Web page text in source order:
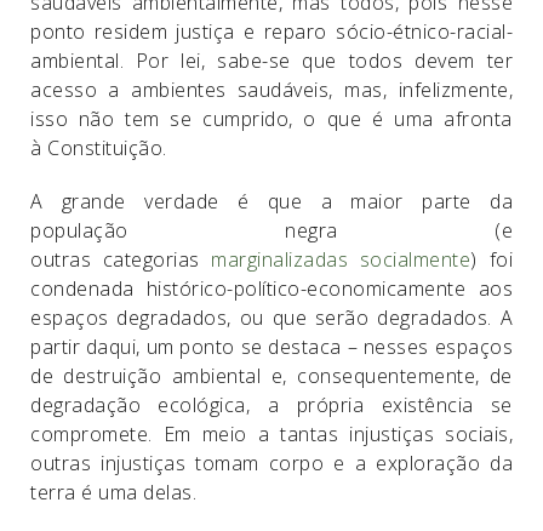
ponto residem justiça e reparo sócio-étnico-racial-
ambiental. Por lei, sabe-se que todos devem ter
acesso a ambientes saudáveis, mas, infelizmente,
isso não tem se cumprido, o que é uma afronta
à Constituição.
A grande verdade é que a maior parte da
população negra (e
outras categorias marginalizadas socialmente) foi
condenada histórico-político-economicamente aos
espaços degradados, ou que serão degradados. A
partir daqui, um ponto se destaca – nesses espaços
de destruição ambiental e, consequentemente, de
degradação ecológica, a própria existência se
compromete. Em meio a tantas injustiças sociais,
outras injustiças tomam corpo e a exploração da
terra é uma delas.